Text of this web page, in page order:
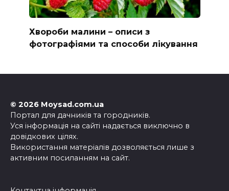
Хвороби малини – описи з
фотографіями та способи лікування
© 2026 Moysad.com.ua
Портал для дачників та городників.
Уся інформація на сайті надається виключно в
довідкових цілях.
Використання матеріалів дозволяється лише з
активним посиланням на сайт.